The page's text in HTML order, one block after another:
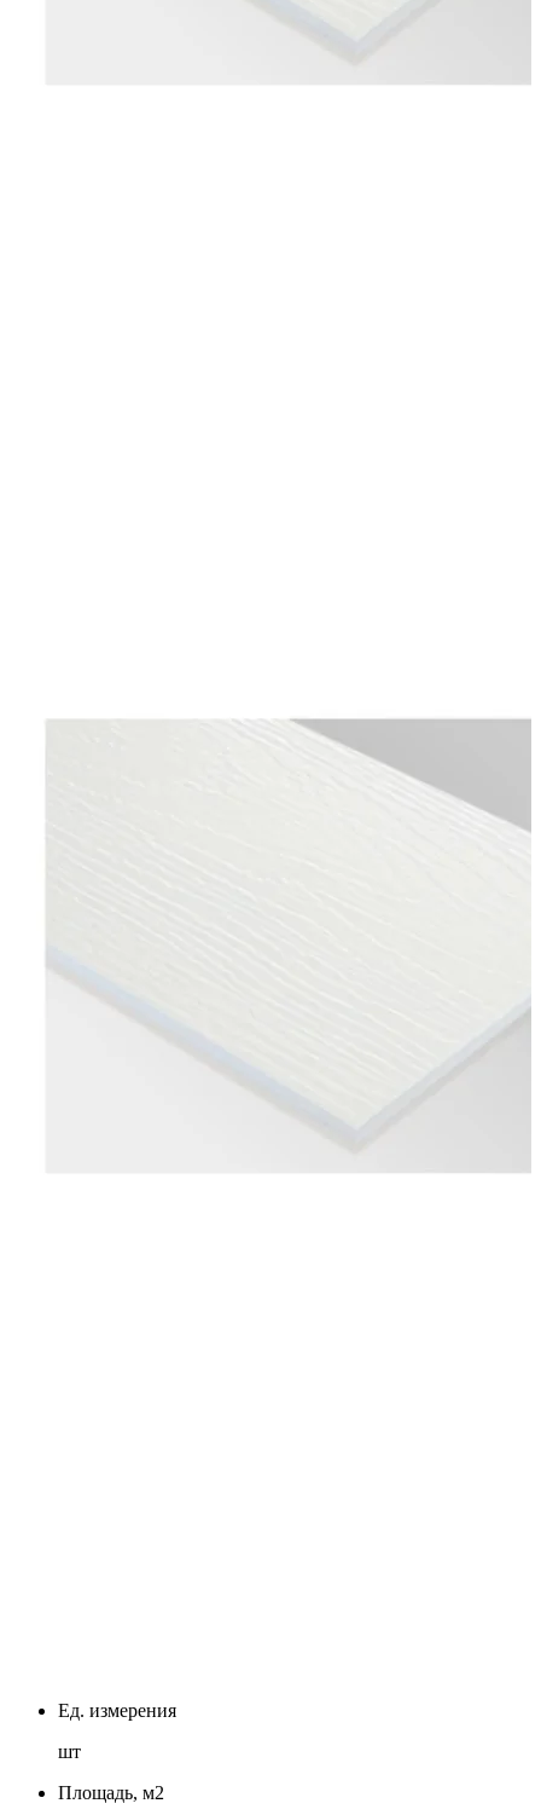
Ед. измерения
шт
Площадь, м2